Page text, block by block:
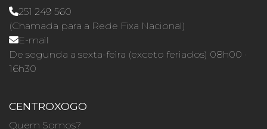
251 249 560
(Chamada para a Rede Fixa Nacional)
E-mail
De segunda a sexta-feira (exceto feriados) 08h00 ·
16h30
CENTROXOGO
Quem Somos?